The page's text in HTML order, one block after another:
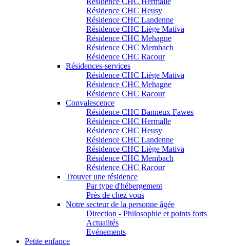
Résidence CHC Heusy
Résidence CHC Landenne
Résidence CHC Liège Mativa
Résidence CHC Mehagne
Résidence CHC Membach
Résidence CHC Racour
Résidences-services
Résidence CHC Liège Mativa
Résidence CHC Mehagne
Résidence CHC Racour
Convalescence
Résidence CHC Banneux Fawes
Résidence CHC Hermalle
Résidence CHC Heusy
Résidence CHC Landenne
Résidence CHC Liège Mativa
Résidence CHC Membach
Résidence CHC Racour
Trouver une résidence
Par type d'hébergement
Près de chez vous
Notre secteur de la personne âgée
Direction - Philosophie et points forts
Actualités
Evénements
Petite enfance